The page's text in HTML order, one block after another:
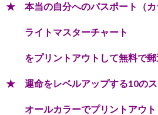
★ 本当の自分へのパスポート（カ
ライトマスターチャート
をプリントアウトして無料で郵
★ 運命をレベルアップする10のス
オールカラーでプリントアウト